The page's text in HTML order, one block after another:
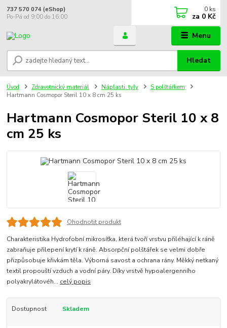
Menu
Hledat
737 570 074 (eShop)
Po-Pá od 9:00 do 16:00
0 ks
za 0 Kč
Úvod Zdravotnický materiál Náplasti, tyly
S polštářkem
Hartmann Cosmopor Steril 10 x 8 cm 25 ks
Hartmann Cosmopor Steril 10 x 8
cm 25 ks
Ohodnotit produkt
Charakteristika Hydrofobní mikrosíťka, která tvoří vrstvu přiléhající k ráně
zabraňuje přilepení krytí k ráně. Absorpční polštářek se velmi dobře
přizpůsobuje křivkám těla. Výborná savost a ochrana rány. Měkký netkaný
textil propouští vzduch a vodní páry. Díky vrstvě hypoalergenního
polyakrylátovéh... celý popis
Dostupnost Skladem